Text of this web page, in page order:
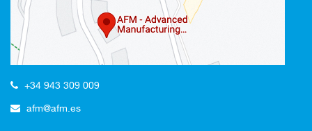
+34 943 309 009
afm@afm.es